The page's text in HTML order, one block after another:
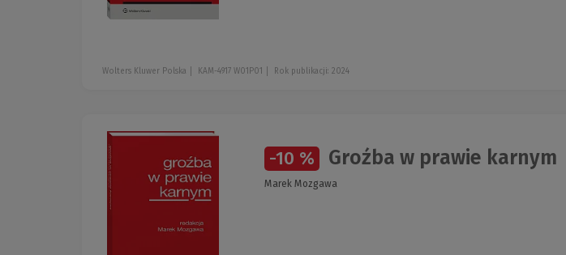
Wolters Kluwer Polska KAM-4917 W01P01 Rok publikacji: 2024
-10 % Groźba w prawie karnym
Marek Mozgawa